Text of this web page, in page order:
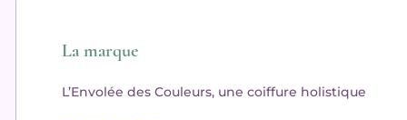
La marque
L’Envolée des Couleurs, une coiffure holistique